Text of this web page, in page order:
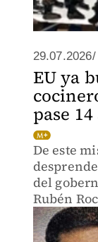
29.07.2026/
EU ya
pase
De este
del
Rubén